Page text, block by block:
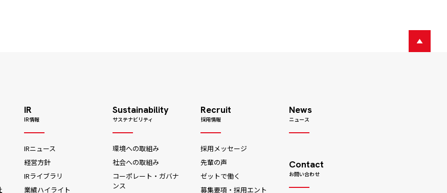
IR
IR情報
IRニュース
経営方針
IRライブラリ
業績ハイライト
Sustainability
サステナビリティ
環境への取組み
社会への取組み
コーポレート・ガバナ
ンス
Recruit
採用情報
採用メッセージ
先輩の声
ゼットで働く
募集要項・採用エント
News
ニュース
Contact
お問い合わせ